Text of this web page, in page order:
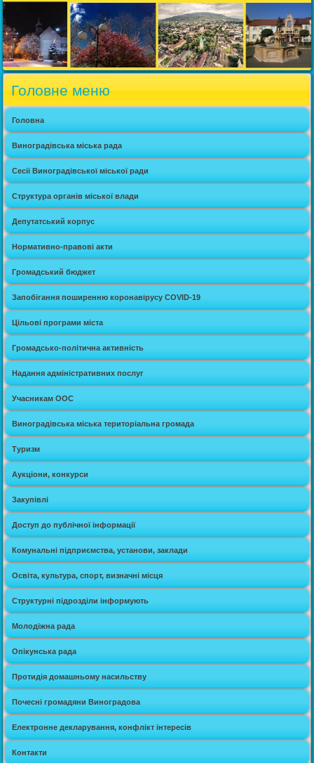
Головне меню
Головна
Виноградівська міська рада
Сесії Виноградівської міської ради
Структура органів міської влади
Депутатський корпус
Нормативно-правові акти
Громадський бюджет
Запобігання поширенню коронавірусу COVID-19
Цільові програми міста
Громадсько-політична активність
Надання адміністративних послуг
Учасникам ООС
Виноградівська міська територіальна громада
Туризм
Аукціони, конкурси
Закупівлі
Доступ до публічної інформації
Комунальні підприємства, установи, заклади
Освіта, культура, спорт, визначні місця
Структурні підрозділи інформують
Молодіжна рада
Опікунська рада
Протидія домашньому насильству
Почесні громадяни Виноградова
Електронне декларування, конфлікт інтересів
Контакти